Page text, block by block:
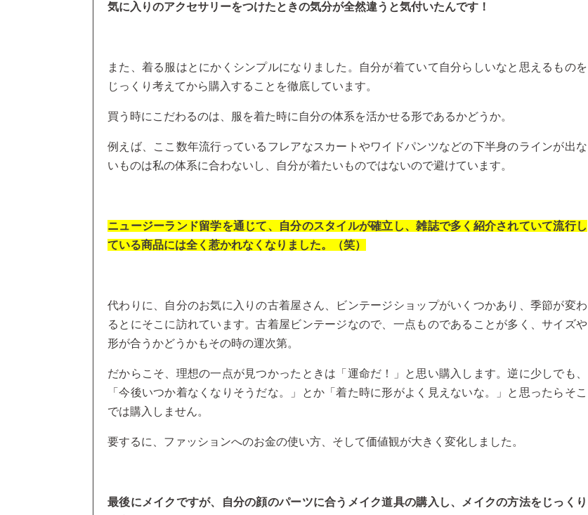
気に入りのアクセサリーをつけたときの気分が全然違うと気付いたんです！
また、着る服はとにかくシンプルになりました。自分が着ていて自分らしいなと思えるものを
じっくり考えてから購入することを徹底しています。
買う時にこだわるのは、服を着た時に自分の体系を活かせる形であるかどうか。
例えば、ここ数年流行っているフレアなスカートやワイドパンツなどの下半身のラインが出な
いものは私の体系に合わないし、自分が着たいものではないので避けています。
ニュージーランド留学を通じて、自分のスタイルが確立し、雑誌で多く紹介されていて流行し
ている商品には全く惹かれなくなりました。（笑）
代わりに、自分のお気に入りの古着屋さん、ビンテージショップがいくつかあり、季節が変わ
るとにそこに訪れています。古着屋ビンテージなので、一点ものであることが多く、サイズや
形が合うかどうかもその時の運次第。
だからこそ、理想の一点が見つかったときは「運命だ！」と思い購入します。逆に少しでも、
「今後いつか着なくなりそうだな。」とか「着た時に形がよく見えないな。」と思ったらそこ
では購入しません。
要するに、ファッションへのお金の使い方、そして価値観が大きく変化しました。
最後にメイクですが、自分の顔のパーツに合うメイク道具の購入し、メイクの方法をじっくり